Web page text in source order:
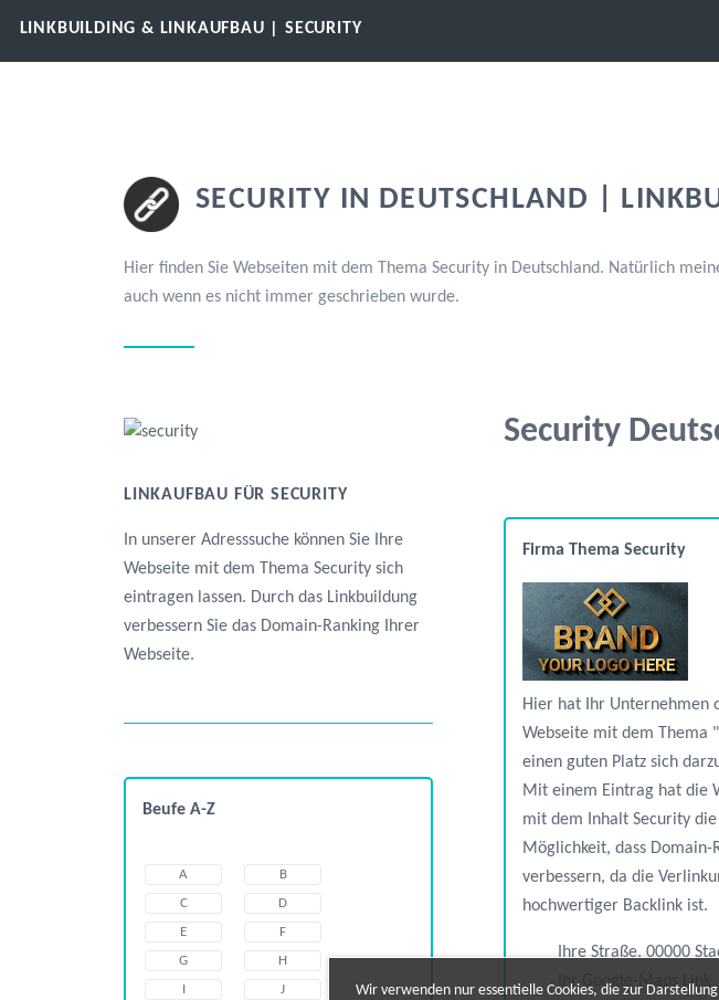
LINKBUILDING & LINKAUFBAU | SECURITY
SECURITY IN DEUTSCHLAND |
Hier finden Sie Webseiten mit dem Thema Security in Deutschland. Natürlich
auch wenn es nicht immer geschrieben wurde.
Security
Firma Thema Security
Hier hat Ihr Unternehmen
Webseite mit dem Thema
einen guten Platz sich
Mit einem Eintrag hat die
mit dem Inhalt Security die
Möglichkeit, dass Domain-
verbessern, da die
hochwertiger Backlink ist.
Ihre Straße, 00000
Ihr Google-Maps Link
LINKAUFBAU FÜR SECURITY
In unserer Adresssuche können Sie Ihre
Webseite mit dem Thema Security sich
eintragen lassen. Durch das Linkbuildung
verbessern Sie das Domain-Ranking Ihrer
Webseite.
Beufe A-Z
A
B
C
D
E
F
G
H
I
J
Wir verwenden nur essentielle Cookies, die zur